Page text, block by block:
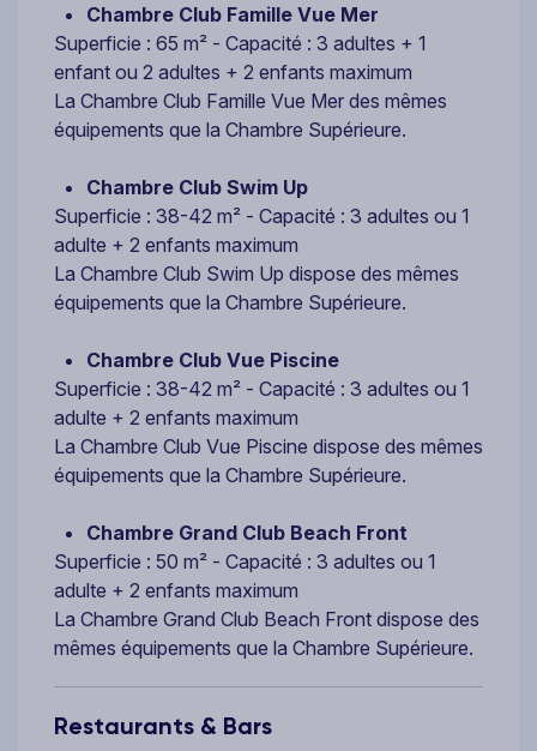
Chambre Club Famille Vue Mer
Superficie : 65 m² - Capacité : 3 adultes + 1
enfant ou 2 adultes + 2 enfants maximum
La Chambre Club Famille Vue Mer des mêmes
équipements que la Chambre Supérieure.
Chambre Club Swim Up
Superficie : 38-42 m² - Capacité : 3 adultes ou 1
adulte + 2 enfants maximum
La Chambre Club Swim Up dispose des mêmes
équipements que la Chambre Supérieure.
Chambre Club Vue Piscine
Superficie : 38-42 m² - Capacité : 3 adultes ou 1
adulte + 2 enfants maximum
La Chambre Club Vue Piscine dispose des mêmes
équipements que la Chambre Supérieure.
Chambre Grand Club Beach Front
Superficie : 50 m² - Capacité : 3 adultes ou 1
adulte + 2 enfants maximum
La Chambre Grand Club Beach Front dispose des
mêmes équipements que la Chambre Supérieure.
Restaurants & Bars